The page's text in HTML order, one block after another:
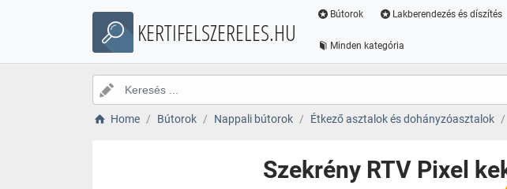
KERTIFELSZERELES.HU
Bútorok Lakberendezés és díszítés
Minden kategória
Home Bútorok Nappali bútorok Étkező asztalok és dohányzóasztalok
Szekrény RTV Pixel